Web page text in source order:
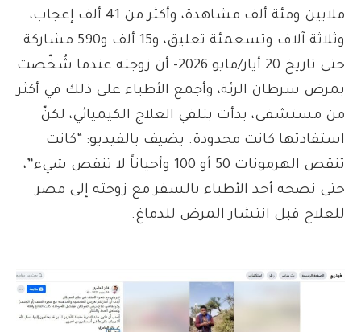
ملايين ومئة ألف مشاهدة، وأكثر من 41 ألف إعجاب،
وثلاثة آلاف وتسعمئة تعليق، و15 ألف و590 مشاركة
حتى تاريخ 20 أيار/مايو 2026- أن زوجته عندما شُخّصت
بمرض سرطان الرئة، وأجمع الأطباء على ذلك في أكثر
من مستشفى، بدأت بتلقي العلاج الكيميائي، لكنّ
استفادتها كانت محدودة. يضيف بالفيديو: “كانت
تنقص الهرمونات 50 أو 100 وأحياناً لا تنقص شيء”،
حتى نصحه أحد الأطباء بالسفر مع زوجته إلى مصر
للعلاج قبل انتشار المرض للدماغ.